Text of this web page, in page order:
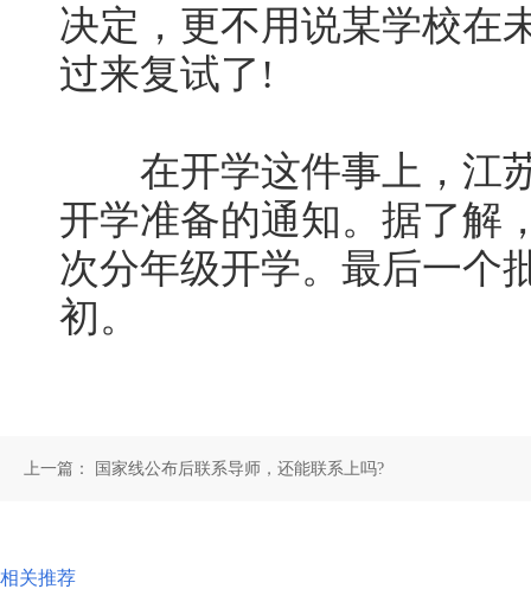
决定，更不用说某学校在
过来复试了!
在开学这件事上，江苏
开学准备的通知。据了解
次分年级开学。最后一个
初。
上一篇： 国家线公布后联系导师，还能联系上吗?
相关推荐